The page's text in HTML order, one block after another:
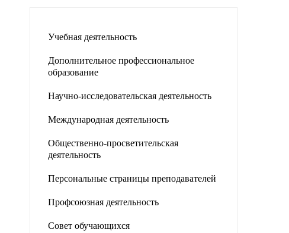
Учебная деятельность
Дополнительное профессиональное
образование
Научно-исследовательская деятельность
Международная деятельность
Общественно-просветительская
деятельность
Персональные страницы преподавателей
Профсоюзная деятельность
Совет обучающихся